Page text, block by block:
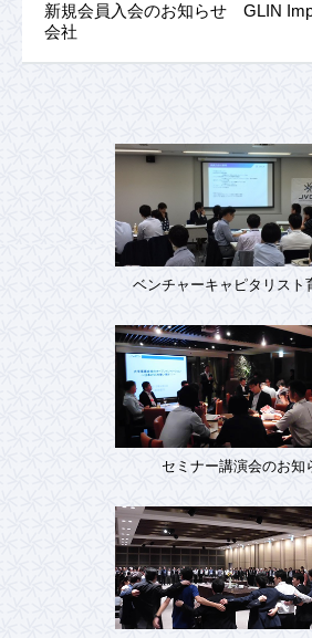
新規会員入会のお知らせ GLIN
会社
ベンチャーキャピタリスト
セミナー講演会のお知